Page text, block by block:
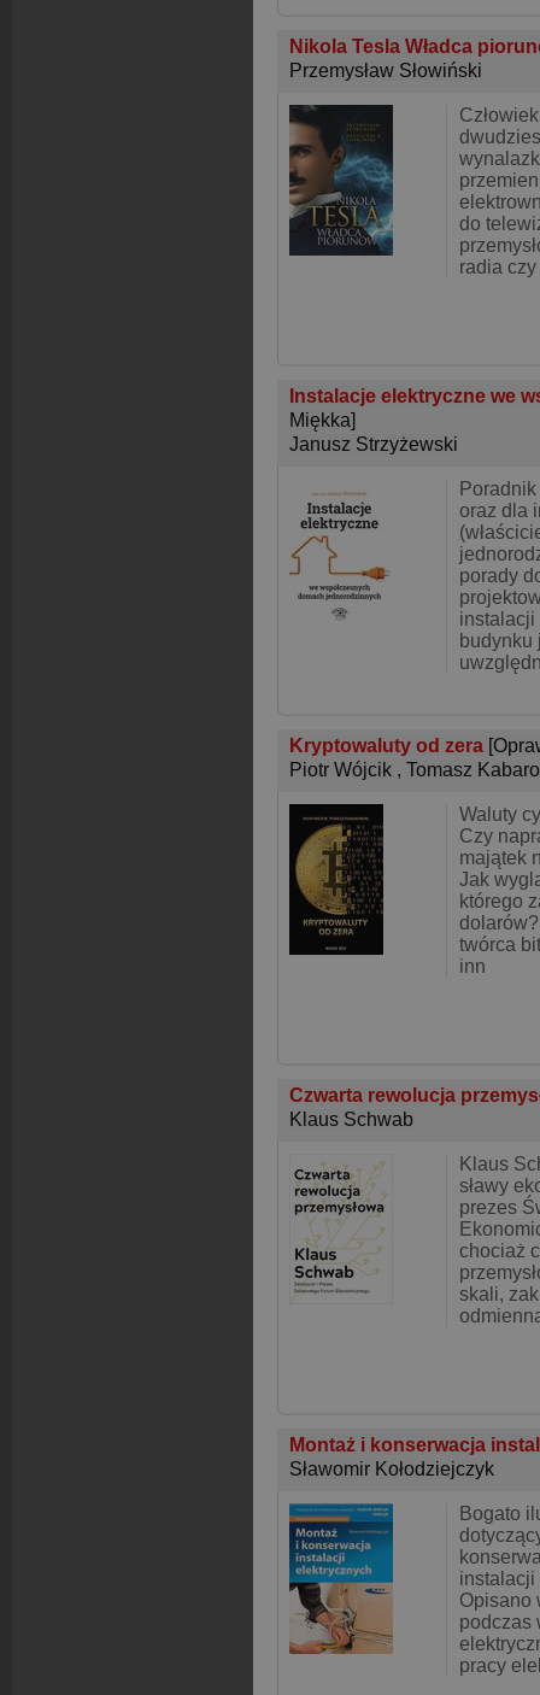
Nikola Tesla Władca
Przemysław Słowiński
do
radia
Instalacje elektryczne we
Miękka]
Janusz Strzyżewski
oraz dla
porady
instalacji
budynku
Kryptowaluty od zera
Piotr Wójcik , Tomasz
Waluty
Czy
majątek
Jak
którego
twórca
inn
Czwarta rewolucja
Klaus Schwab
Klaus
sławy
prezes
chociaż
skali,
Montaż i konserwacja
Sławomir Kołodziejczyk
Bogato
instalacji
Opisano
podczas
pracy